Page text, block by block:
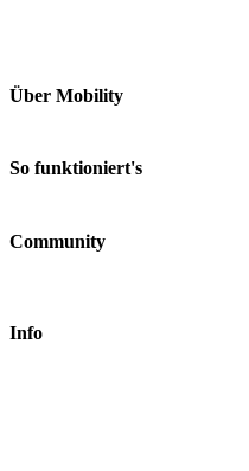
Über Mobility
Jobs & Karriere
So funktioniert's
Standorte
Fahrzeuge
Community
Info